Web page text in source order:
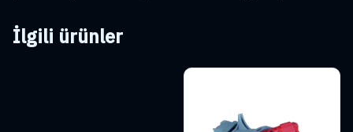
İlgili ürünler